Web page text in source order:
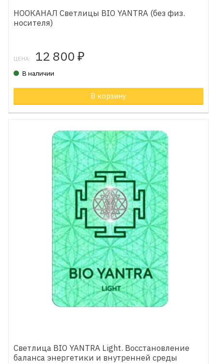
НООКАНАЛ Светлицы BIO YANTRA (без физ.
носителя)
ЦЕНА: 12 800 ₽
В наличии
В корзину
Светлица BIO YANTRA Light. Восстановление
баланса энергетики и внутренней среды